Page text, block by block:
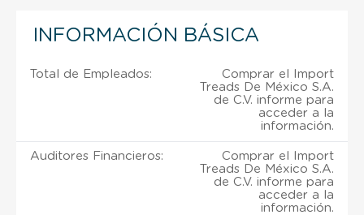
INFORMACIÓN BÁSICA
Total de Empleados:
Comprar el Import
Treads De México S.A.
de C.V. informe para
acceder a la
información.
Auditores Financieros:
Comprar el Import
Treads De México S.A.
de C.V. informe para
acceder a la
información.